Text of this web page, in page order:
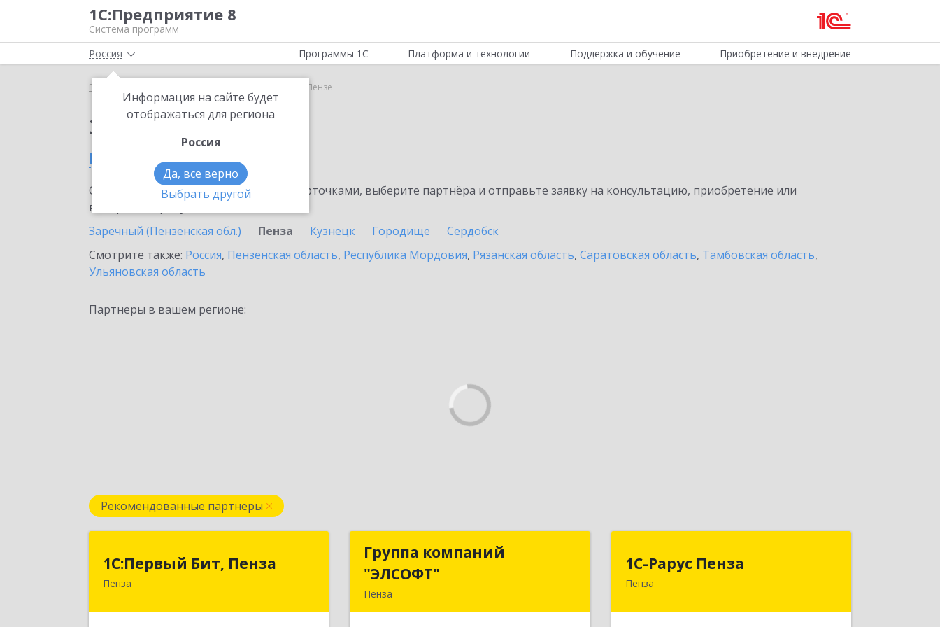
1С:Предприятие 8
Система программ
Россия
Информация на сайте будет
отображаться для региона
Россия
Да, все верно
Выбрать другой
Программы 1С Платформа и технологии Поддержка и обучение Приобретение и внедрение
Главная Smartway в Пензе
Заказать Smartway
в Пензе
Ознакомьтесь с информационными карточками, выберите партнёра и отправьте заявку на консультацию, приобретение или
внедрение продукта.
Заречный (Пензенская обл.)
Пенза Кузнецк Городище
Сердобск
Смотрите также: Россия, Пензенская область, Республика Мордовия, Рязанская область, Саратовская область, Тамбовская область,
Ульяновская область
Партнеры в вашем регионе:
Рекомендованные партнеры
1С:Первый Бит, Пенза
Пенза
1С:Первый Бит, Пенза
Группа компаний
"ЭЛСОФТ"
Пенза
Группа компаний
1С-Рарус Пенза
Пенза